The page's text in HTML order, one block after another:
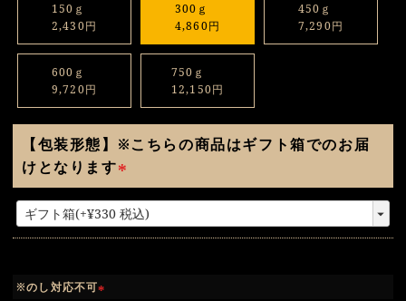
150ｇ
2,430円
300ｇ
4,860円
450ｇ
7,290円
600ｇ
9,720円
750ｇ
12,150円
【包装形態】※こちらの商品はギフト箱でのお届
けとなります
(
必
須
※のし対応不可